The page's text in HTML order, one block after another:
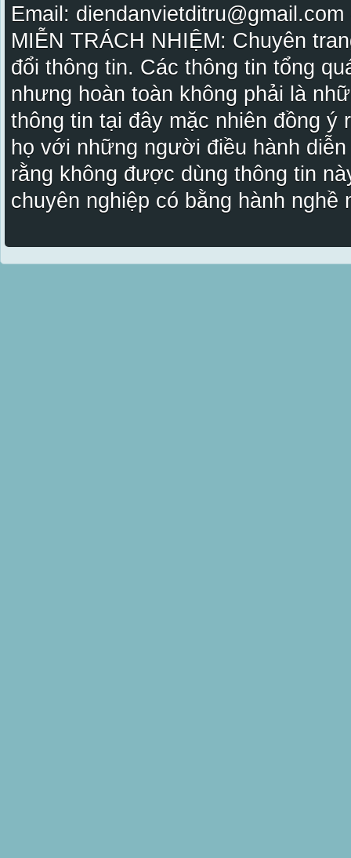
Email:
MIỄN TRÁCH NHIỆM: Chuyên
đổi thông tin. Các thông tin tổng
nhưng hoàn toàn không phải là
thông tin tại đây mặc nhiên đồng ý
họ với những người điều hành
rằng không được dùng thông tin
chuyên nghiệp có bằng hành